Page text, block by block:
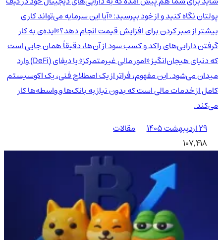
پولتان نگاه کنید و از خود بپرسید: «آیا این سرمایه می‌تواند کاری
بیشتر از صبر کردن برای افزایش قیمت انجام دهد؟»ایده‌ی به کار
گرفتن دارایی‌های راکد و کسب سود از آن‌ها، دقیقاً همان جایی است
که دنیای هیجان‌انگیز «امور مالی غیرمتمرکز» یا دیفای (DeFi) وارد
میدان می‌شود. این مفهوم، فراتر از یک اصطلاح فنی، یک اکوسیستم
کامل از خدمات مالی است که بدون نیاز به بانک‌ها و واسطه‌ها کار
می‌کند.
۲۹ اردیبهشت ۱۴۰۵
مقالات
107,418